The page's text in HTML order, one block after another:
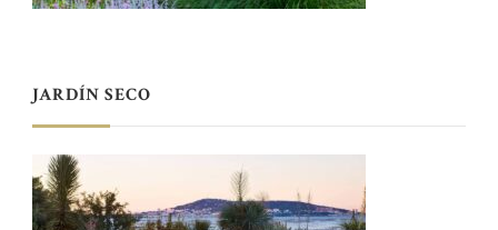
JARDÍN SECO